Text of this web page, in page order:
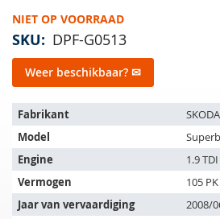
NIET OP VOORRAAD
SKU DPF-G0513
Weer beschikbaar? ✉
Het
artikel
past
op
de
volgende
voertuigen:
Fabrikant
SKODA
Model
Superb
Engine
1.9 TDI
Vermogen
105
Jaar van vervaardiging
2008/
van
de
gallerij